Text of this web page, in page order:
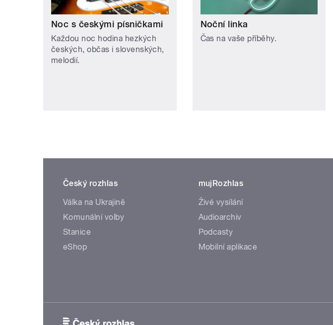
Noc s českými písničkami
Každou noc hodina hezkých
českých, občas i slovenských,
melodií.
Noční linka
Čas na vaše příběhy.
Český rozhlas
Válka na Ukrajině
Komunální volby
Stanice
eShop
mujRozhlas
Živé vysílání
Audioarchiv
Podcasty
Mobilní aplikace